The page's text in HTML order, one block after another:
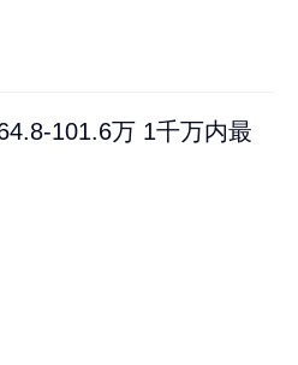
101.6万 1千万内最